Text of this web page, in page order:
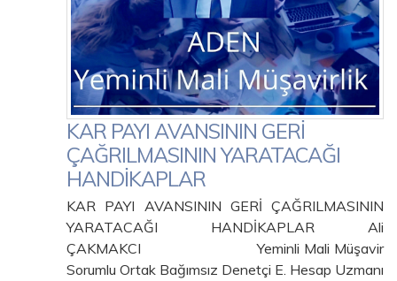
KAR PAYI AVANSININ GERİ
ÇAĞRILMASININ YARATACAĞI
HANDİKAPLAR
KAR PAYI AVANSININ GERİ ÇAĞRILMASININ
YARATACAĞI HANDİKAPLAR Ali
ÇAKMAKCI Yeminli Mali Müşavir
Sorumlu Ortak Bağımsız Denetçi E. Hesap Uzmanı